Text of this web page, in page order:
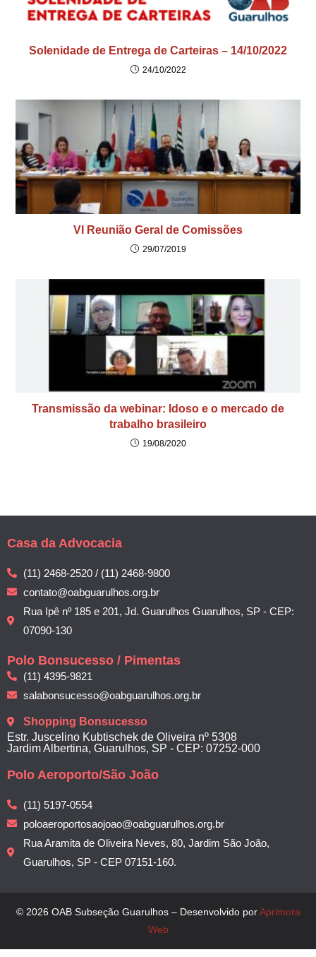
Solenidade de Entrega de Carteiras – 14/10/2022
24/10/2022
VI Reunião Geral de Comissões
29/07/2019
Transmissão da webinar: Idoso e o mercado de
trabalho brasileiro
19/08/2020
Casa da Advocacia
(11) 2468-2520 / (11) 2468-9800
contato@oabguarulhos.org.br
Rua Ipê nº 185 e 201, Jd. Guarulhos Guarulhos, SP - CEP:
07090-130
Polo Bonsucesso / Pimentas
(11) 4395-9821
salabonsucesso@oabguarulhos.org.br
Shopping Bonsucesso
Estr. Juscelino Kubtischek de Oliveira nº 5308
Jardim Albertina, Guarulhos, SP - CEP: 07252-000
Polo Aeroporto/São João
(11) 5197-0554
poloaeroportosaojoao@oabguarulhos.org.br
Rua Aramita de Oliveira Neves, 80, Jardim São João,
Guarulhos, SP - CEP 07151-160.
© 2026 OAB Subseção Guarulhos – Desenvolvido porAprimora
Web